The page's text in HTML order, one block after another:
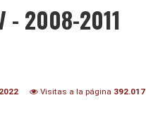
- 2008-2011
Visitas a la página 392.017